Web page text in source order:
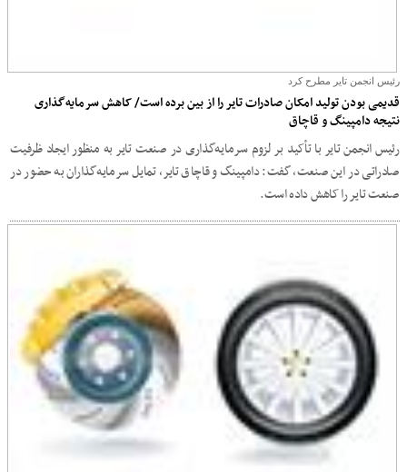
رئیس انجمن تایر مطرح کرد
قدیمی بودن تولید امکان صادرات تایر را از بین برده است/ کاهش سرمایه‌گذاری
نتیجه دامپینگ و قاچاق
رئیس انجمن تایر با تأکید بر لزوم سرمایه‌گذاری در صنعت تایر به منظور ایجاد ظرفیت
صادراتی در این صنعت، گفت: دامپینگ و قاچاق تایر، تمایل سرمایه‌گذاران به حضور در
صنعت تایر را کاهش داده است.